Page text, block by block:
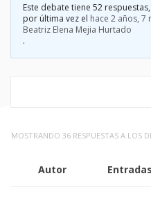
Este debate tiene 52
por última vez el hace 2 años, 7
Beatriz Elena Mejia Hurtado
.
MOSTRANDO 36 RESPUESTAS A LOS
Autor Entradas